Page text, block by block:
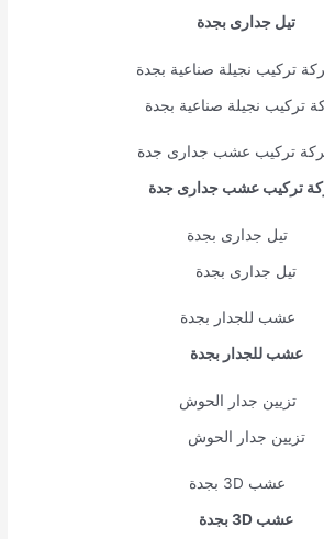
تيل جدارى بجدة
تركيب نجيلة صناعية بجدة
تركيب عشب جدارى جدة
تيل جدارى بجدة
عشب للجدار بجدة
تزيين جدار الحوش
عشب 3D بجدة